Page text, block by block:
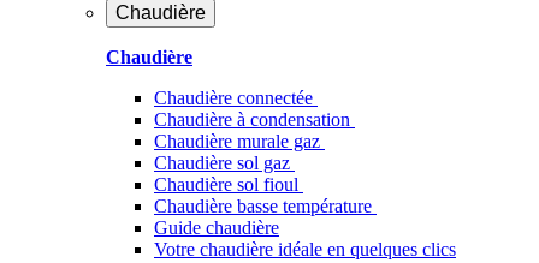
Chaudière
Chaudière
Chaudière connectée
Chaudière à condensation
Chaudière murale gaz
Chaudière sol gaz
Chaudière sol fioul
Chaudière basse température
Guide chaudière
Votre chaudière idéale en quelques clics